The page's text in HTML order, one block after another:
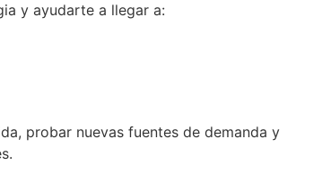
y ayudarte a llegar a:
probar nuevas fuentes de demanda y